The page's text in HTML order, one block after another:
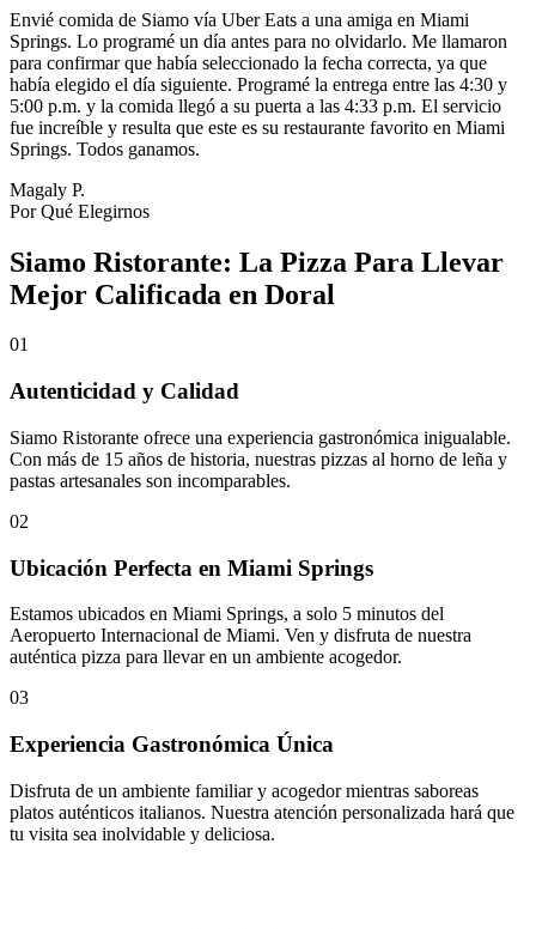
Envié comida de Siamo vía Uber Eats a una amiga en Miami
Springs. Lo programé un día antes para no olvidarlo. Me llamaron
para confirmar que había seleccionado la fecha correcta, ya que
había elegido el día siguiente. Programé la entrega entre las 4:30 y
5:00 p.m. y la comida llegó a su puerta a las 4:33 p.m. El servicio
fue increíble y resulta que este es su restaurante favorito en Miami
Springs. Todos ganamos.
Magaly P.
Por Qué Elegirnos
Siamo Ristorante: La Pizza Para Llevar
Mejor Calificada en Doral
01
Autenticidad y Calidad
Siamo Ristorante ofrece una experiencia gastronómica inigualable.
Con más de 15 años de historia, nuestras pizzas al horno de leña y
pastas artesanales son incomparables.
02
Ubicación Perfecta en Miami Springs
Estamos ubicados en Miami Springs, a solo 5 minutos del
Aeropuerto Internacional de Miami. Ven y disfruta de nuestra
auténtica pizza para llevar en un ambiente acogedor.
03
Experiencia Gastronómica Única
Disfruta de un ambiente familiar y acogedor mientras saboreas
platos auténticos italianos. Nuestra atención personalizada hará que
tu visita sea inolvidable y deliciosa.